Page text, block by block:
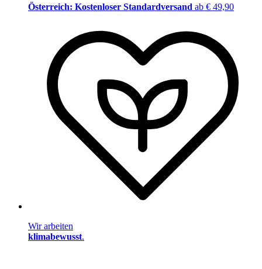
Österreich: Kostenloser Standardversand ab € 49,90
Wir arbeiten
klimabewusst.